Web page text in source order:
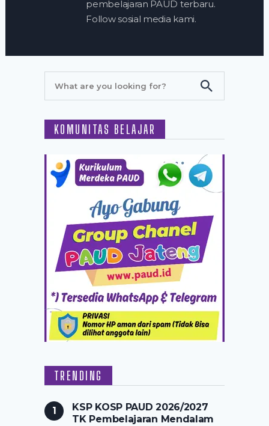
pembelajaran PAUD terbaru.
Follow sosial media kami.
KOMUNITAS BELAJAR
TRENDING
KSP KOSP PAUD 2026/2027
TK Pembelajaran Mendalam